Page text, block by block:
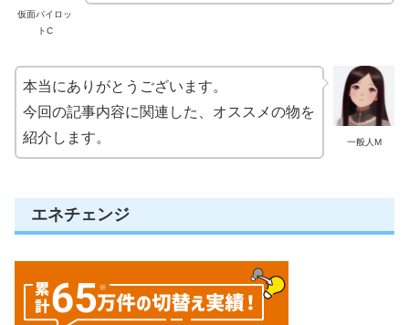
仮面パイロッ
トC
一般人M
本当にありがとうございます。
今回の記事内容に関連した、オススメの物を
紹介します。
エネチェンジ